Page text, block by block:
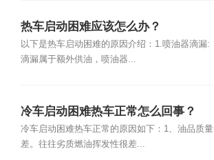
热车启动困难应该怎么办？
以下是热车启动困难的原因介绍：1.喷油器滴漏:
滴漏属于额外供油，喷油器...
冷车启动困难热车正常怎么回事？
冷车启动困难热车正常的原因如下：1、油品质量
差。往往劣质燃油挥发性很差...